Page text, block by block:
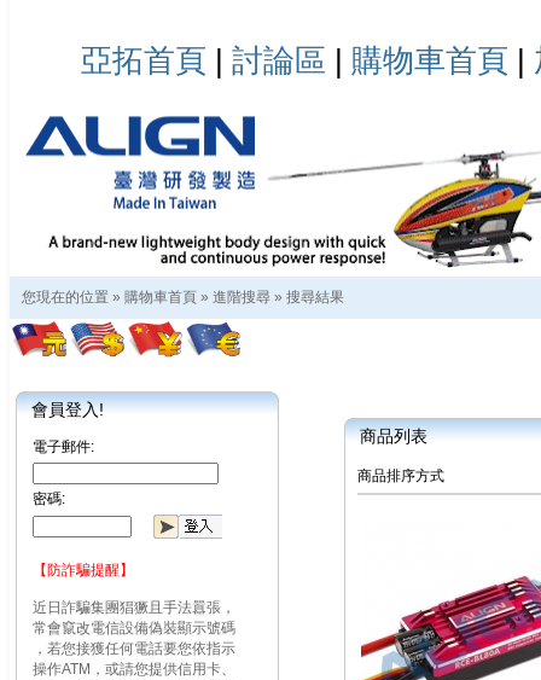
亞拓首頁 | 討論區 | 購物車首頁 |
您現在的位置 » 購物車首頁 » 進階搜尋 » 搜尋結果
會員登入!
電子郵件:
密碼:
【防詐騙提醒】
近日詐騙集團猖獗且手法囂張，
常會竄改電信設備偽裝顯示號碼
，若您接獲任何電話要您依指示
操作ATM，或請您提供信用卡、
商品列表
商品排序方式